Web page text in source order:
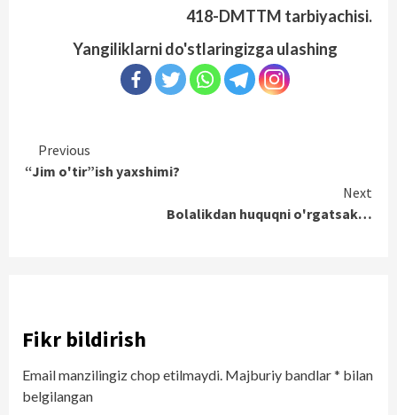
418-DMTTM tarbiyachisi.
Yangiliklarni do'stlaringizga ulashing
Continue
Reading
Previous
“Jim o'tir”ish yaxshimi?
Next
Bolalikdan huquqni o'rgatsak…
Fikr bildirish
Email manzilingiz chop etilmaydi. Majburiy bandlar* bilan
belgilangan